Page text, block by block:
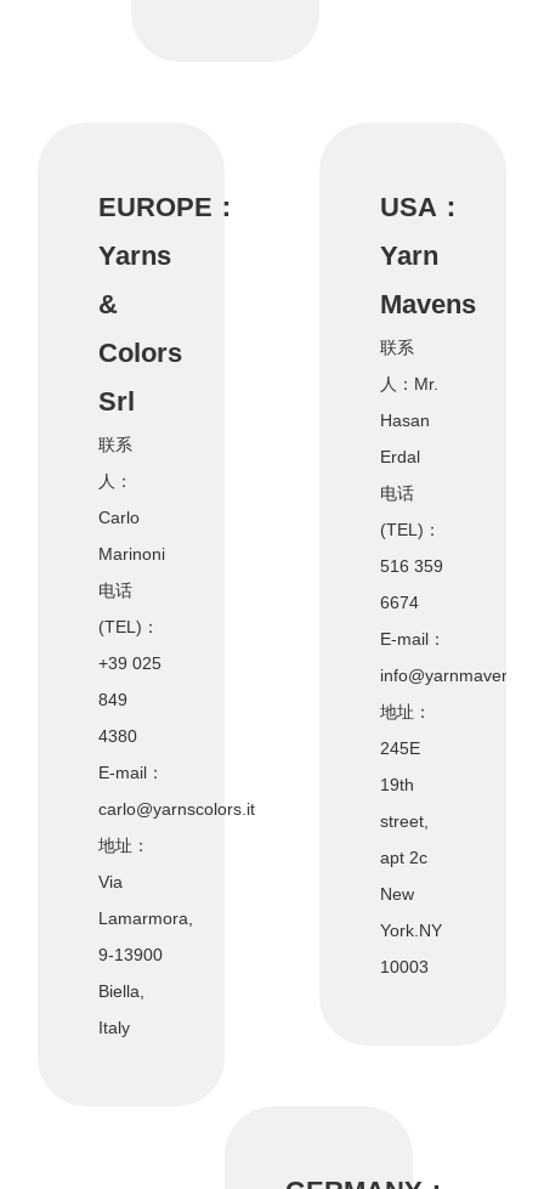
EUROPE：
Yarns
&
Colors
Srl
联系
人：
Carlo
Marinoni
电话
(TEL)：
+39 025
849
4380
E-mail：
carlo@yarnscolors.it
地址：
Via
Lamarmora,
9-13900
Biella,
Italy
USA：
Yarn
Mavens
联系
人：Mr.
Hasan
Erdal
电话
(TEL)：
516 359
6674
E-mail：
地址：
245E
19th
street,
apt 2c
New
York.NY
10003